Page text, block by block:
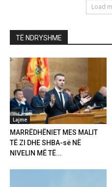
Load
TË NDRYSHME
Lajme
MARRËDHËNIET MES MALIT
TË ZI DHE SHBA-së NË
NIVELIN MË TË...